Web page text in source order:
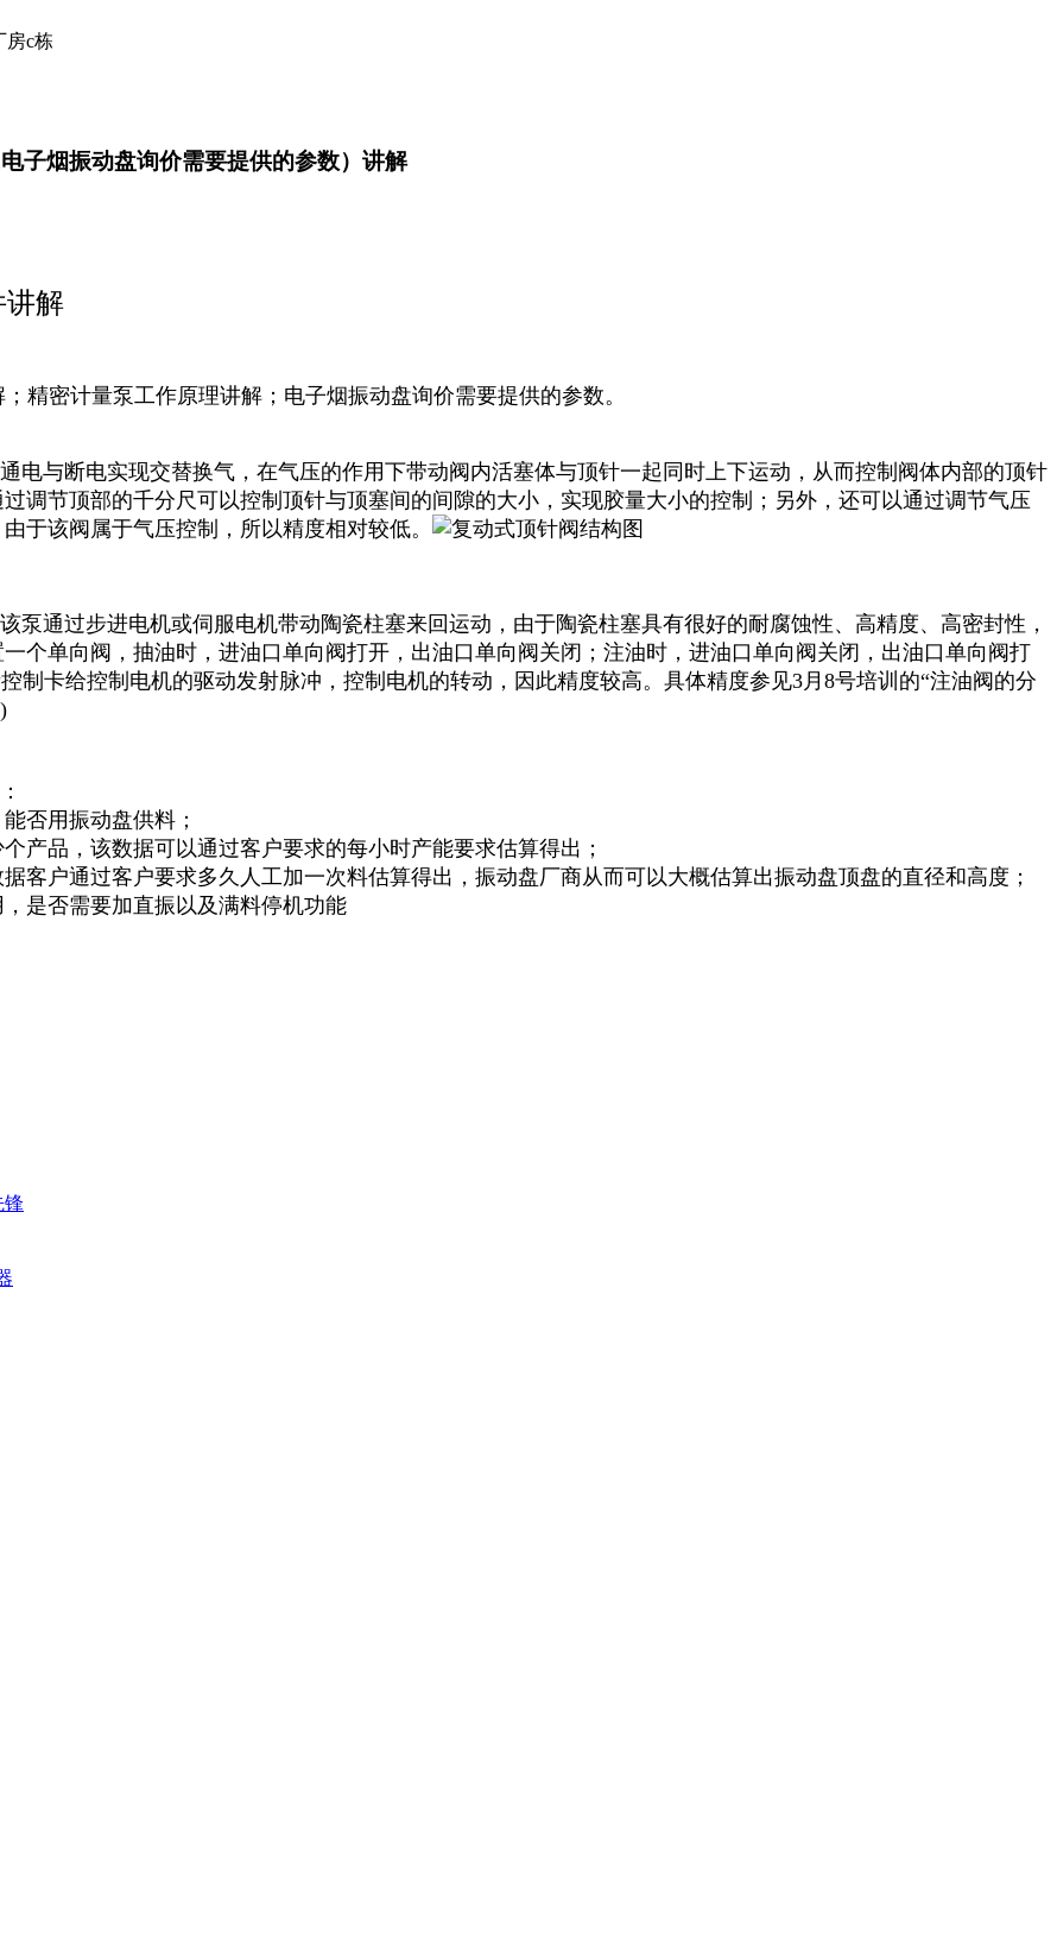
房c栋
子烟振动盘询价需要提供的参数）讲解
讲解
精密计量泵工作原理讲解；电子烟振动盘询价需要提供的参数。
电与断电实现交替换气，在气压的作用下带动阀内活塞体与顶针一起同时上下运动，从而控制阀体内部的顶针
调节顶部的千分尺可以控制顶针与顶塞间的间隙的大小，实现胶量大小的控制；另外，还可以通过调节气压
于该阀属于气压控制，所以精度相对较低。
泵通过步进电机或伺服电机带动陶瓷柱塞来回运动，由于陶瓷柱塞具有很好的耐腐蚀性、高精度、高密封性，
个单向阀，抽油时，进油口单向阀打开，出油口单向阀关闭；注油时，进油口单向阀关闭，出油口单向阀打
制卡给控制电机的驱动发射脉冲，控制电机的转动，因此精度较高。具体精度参见3月8号培训的“注油阀的分
否用振动盘供料；
品，该数据可以通过客户要求的每小时产能要求估算得出；
户通过客户要求多久人工加一次料估算得出，振动盘厂商从而可以大概估算出振动盘顶盘的直径和高度；
架子配合机器使用，是否需要加直振以及满料停机功能
锋